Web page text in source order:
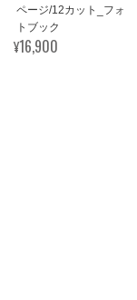
ページ/12カット_フォ
トブック
¥16,900